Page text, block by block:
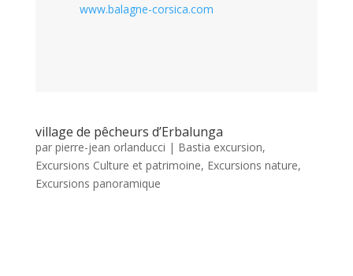
www.balagne-corsica.com
village de pêcheurs d’Erbalunga
par pierre-jean orlanducci | Bastia excursion,
Excursions Culture et patrimoine, Excursions nature,
Excursions panoramique